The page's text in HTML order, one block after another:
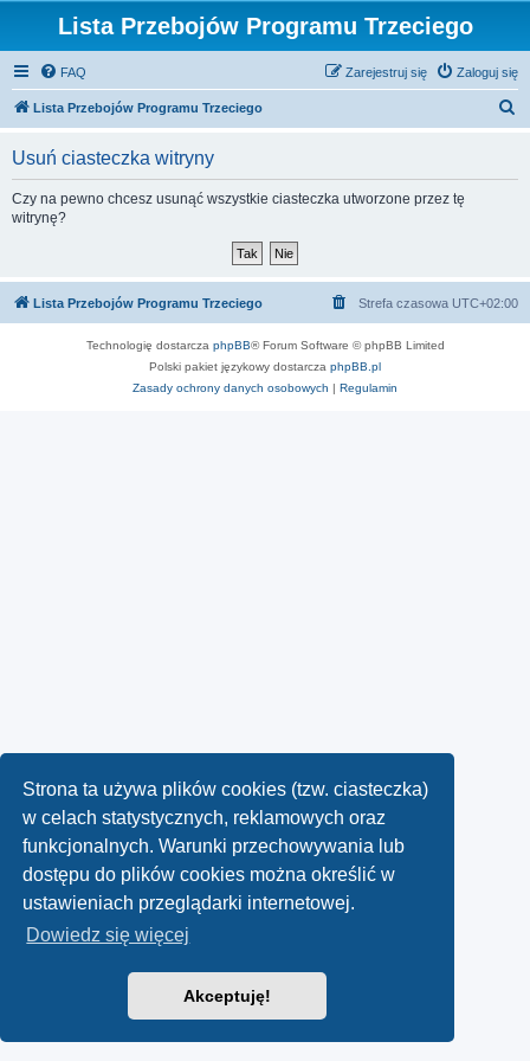
Strona ta używa plików cookies (tzw. ciasteczka)
w celach statystycznych, reklamowych oraz
funkcjonalnych. Warunki przechowywania lub
dostępu do plików cookies można określić w
ustawieniach przeglądarki internetowej.
Dowiedz się więcej
Akceptuję!
Lista Przebojów Programu Trzeciego
FAQ Zaloguj się
Zarejestruj się
Lista Przebojów Programu Trzeciego
Usuń ciasteczka witryny
Czy na pewno chcesz usunąć wszystkie ciasteczka utworzone przez tę
witrynę?
Lista Przebojów Programu Trzeciego Strefa czasowa UTC+02:00
Technologię dostarcza phpBB® Forum Software © phpBB Limited
Polski pakiet językowy dostarcza phpBB.pl
Zasady ochrony danych osobowych | Regulamin